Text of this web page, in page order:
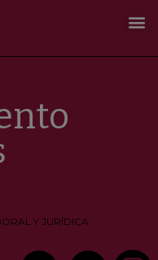
Y JURÍDICA